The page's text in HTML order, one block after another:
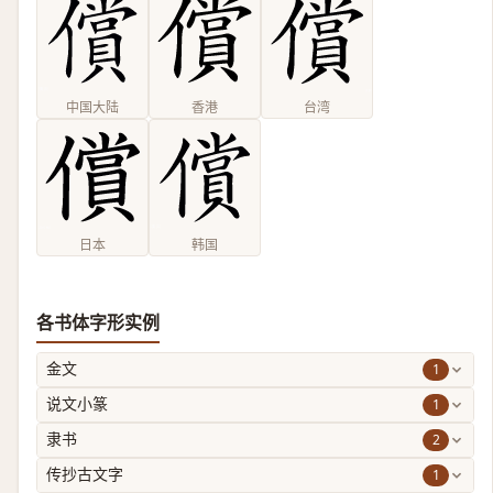
中国大陆 香港 台湾
日本 韩国
各书体字形实例
金文 1
说文小篆 1
隶书 2
传抄古文字 1